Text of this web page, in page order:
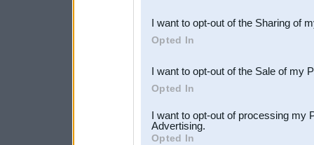
Downstream Participants
third parties.
I want to opt-out of the Sharing of
Opted In
I want to opt-out of the Sale of my
Opted In
I want to opt-out of processing my
Advertising.
Opted In